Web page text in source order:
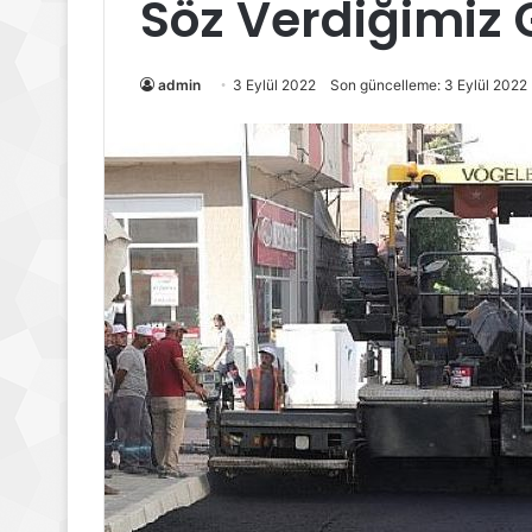
Söz Verdiğimiz
admin 3 Eylül 2022 Son güncelleme: 3 Eylül 2022